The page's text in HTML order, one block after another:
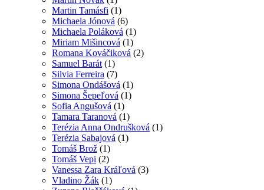
Martin Tamásfi (1)
Michaela Jónová (6)
Michaela Poláková (1)
Miriam Mišincová (1)
Romana Kováčiková (2)
Samuel Barát (1)
Silvia Ferreira (7)
Simona Ondášová (1)
Simona Šepeľová (1)
Sofia Angušová (1)
Tamara Taranová (1)
Terézia Anna Ondrušková (1)
Terézia Sabajová (1)
Tomáš Brož (1)
Tomáš Vepi (2)
Vanessa Zara Kráľová (3)
Vladino Žák (1)